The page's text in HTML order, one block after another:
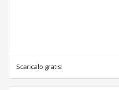
Scaricalo gratis!